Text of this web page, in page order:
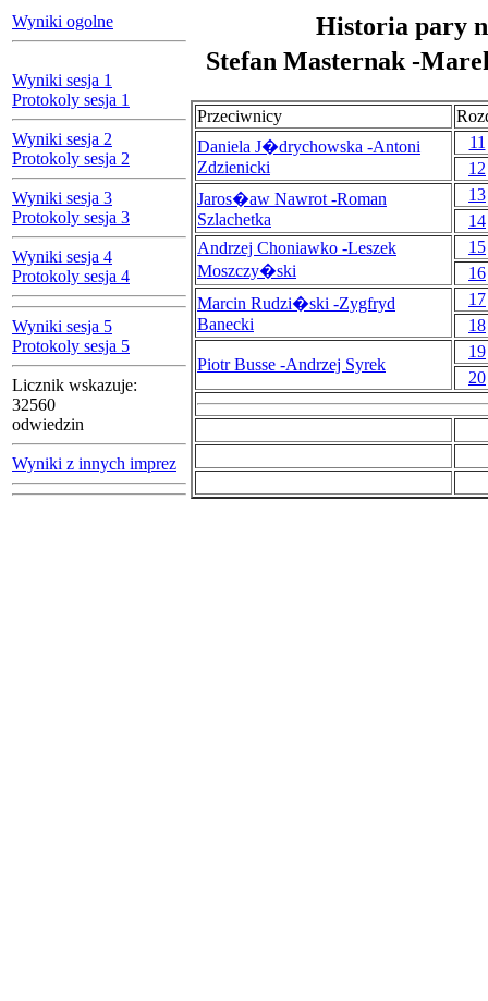
Wyniki ogolne
Wyniki sesja 1
Protokoly sesja 1
Wyniki sesja 2
Protokoly sesja 2
Wyniki sesja 3
Protokoly sesja 3
Wyniki sesja 4
Protokoly sesja 4
Wyniki sesja 5
Protokoly sesja 5
Licznik wskazuje:
32560
odwiedzin
Wyniki z innych imprez
Historia pary
Stefan Masternak -
Przeciwnicy
Daniela J�drychowska -Antoni
Zdzienicki
11
12
Jaros�aw Nawrot -Roman
Szlachetka
13
14
Andrzej Choniawko -Leszek
Moszczy�ski
15
16
Marcin Rudzi�ski -Zygfryd
Banecki
17
18
Piotr Busse -Andrzej Syrek
19
20